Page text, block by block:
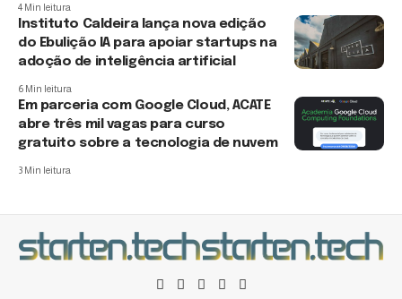
4 Min leitura
Instituto Caldeira lança nova edição
do Ebulição IA para apoiar startups na
adoção de inteligência artificial
6 Min leitura
Em parceria com Google Cloud, ACATE
abre três mil vagas para curso
gratuito sobre a tecnologia de nuvem
3 Min leitura